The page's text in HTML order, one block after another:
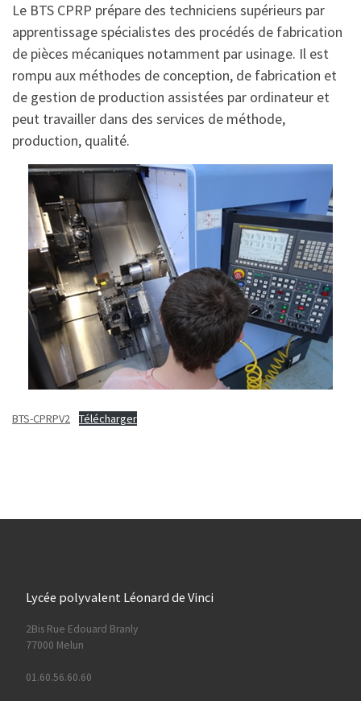
Le BTS CPRP prépare des techniciens supérieurs par
apprentissage spécialistes des procédés de fabrication
de pièces mécaniques notamment par usinage. Il est
rompu aux méthodes de conception, de fabrication et
de gestion de production assistées par ordinateur et
peut travailler dans des services de méthode,
production, qualité.
BTS-CPRPV2 Télécharger
Lycée polyvalent Léonard de Vinci
2Bis Rue Edouard Branly
77000 Melun
01.60.56.60.60